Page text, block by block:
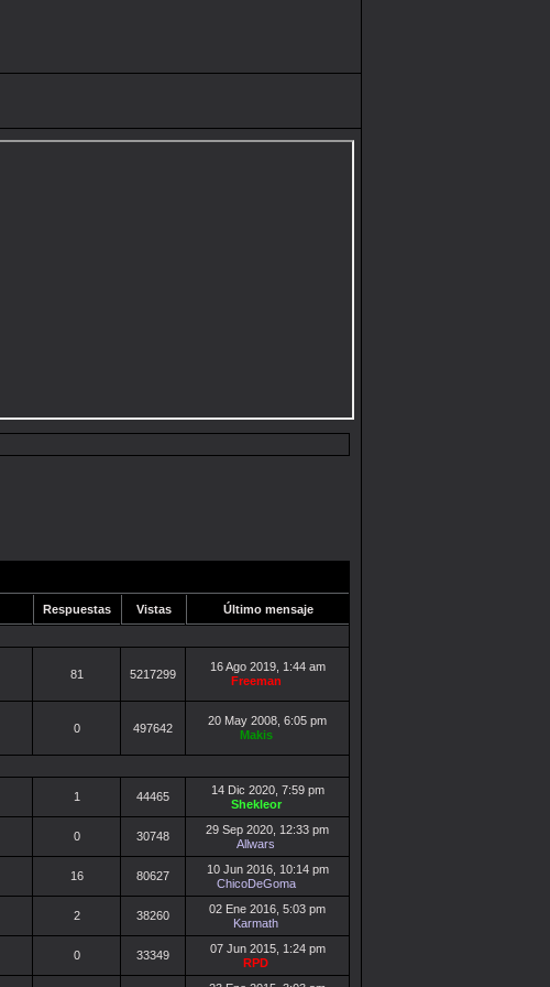
Respuestas Vistas Último mensaje
81 5217299
16 Ago 2019, 1:44 am
Freeman
0 497642
20 May 2008, 6:05 pm
Makis
1 44465
14 Dic 2020, 7:59 pm
Shekleor
0 30748
29 Sep 2020, 12:33 pm
Allwars
16 80627
10 Jun 2016, 10:14 pm
ChicoDeGoma
2 38260
02 Ene 2016, 5:03 pm
Karmath
0 33349
07 Jun 2015, 1:24 pm
RPD